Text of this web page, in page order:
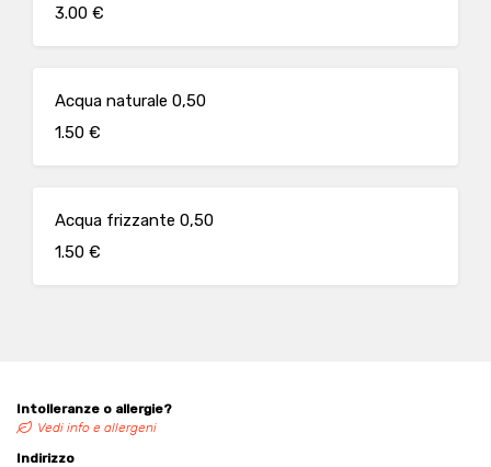
3.00 €
Acqua naturale 0,50
1.50 €
Acqua frizzante 0,50
1.50 €
Intolleranze o allergie?
Vedi info e allergeni
Indirizzo